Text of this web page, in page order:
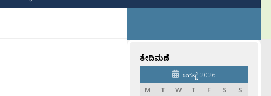
ತೇದಿಮಣೆ
ಆಗಸ್ಟ್ 2026
M
T W T F S
S